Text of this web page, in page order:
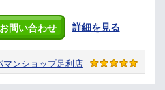
お問い合わせ 詳細を見る
マンショップ足利店